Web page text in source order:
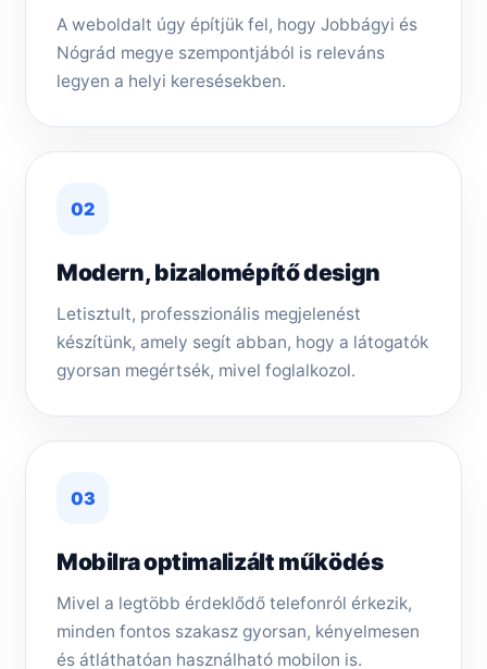
A weboldalt úgy építjük fel, hogy Jobbágyi és
Nógrád megye szempontjából is releváns
legyen a helyi keresésekben.
02
Modern, bizalomépítő design
Letisztult, professzionális megjelenést
készítünk, amely segít abban, hogy a látogatók
gyorsan megértsék, mivel foglalkozol.
03
Mobilra optimalizált működés
Mivel a legtöbb érdeklődő telefonról érkezik,
minden fontos szakasz gyorsan, kényelmesen
és átláthatóan használható mobilon is.